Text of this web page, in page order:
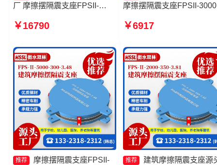
厂 摩擦摆隔震支座FPSII-
减隔震支座生产厂家 摩擦摆隔
￥16790
摩擦摆隔震支座FPSII-
支座FPSII-10000-300-3.48
￥6917
推荐
摩擦摆隔震支座FPSII-
推荐
建筑摩擦隔震支座源